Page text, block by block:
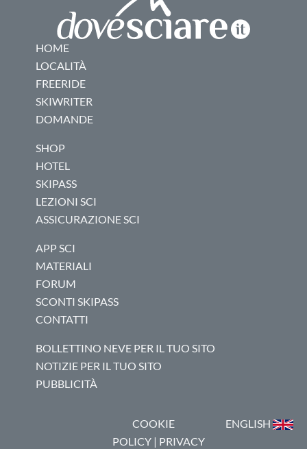
HOME
LOCALITÀ
FREERIDE
SKIWRITER
DOMANDE
SHOP
HOTEL
SKIPASS
LEZIONI SCI
ASSICURAZIONE SCI
APP SCI
MATERIALI
FORUM
SCONTI SKIPASS
CONTATTI
BOLLETTINO NEVE PER IL TUO SITO
NOTIZIE PER IL TUO SITO
PUBBLICITÀ
COOKIE
POLICY| PRIVACY
ENGLISH